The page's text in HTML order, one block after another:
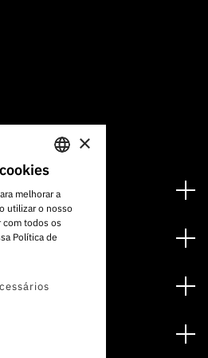
Concursos
PORTUGUESE
ENGLISH
×
melhorar a
utilizar o nosso
com todos os
Política de